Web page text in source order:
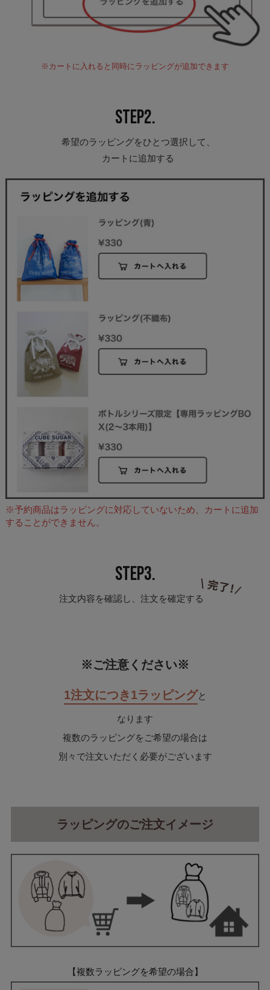
※カートに入れると同時にラッピングが追加できます
STEP2.
希望のラッピングをひとつ選択して、
カートに追加する
※予約商品はラッピングに対応していないため、カートに追加
することができません。
STEP3.
注文内容を確認し、注文を確定する
※ご注意ください※
1注文につき1ラッピングと
なります
複数のラッピングをご希望の場合は
別々で注文いただく必要がございます
ラッピングのご注文イメージ
【複数ラッピングを希望の場合】